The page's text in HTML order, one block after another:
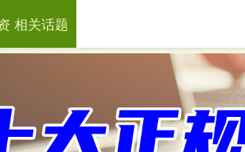
配资
相关话题